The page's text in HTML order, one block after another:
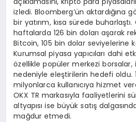
izledi. Bloomberg’ün aktardığına
bir yatırım, kısa sürede
haftalarda 126 bin doları aşarak
Bitcoin, 105 bin dolar seviyelerine
Kurumsal piyasa yapıcıları dahi
özellikle popüler merkezi borsalar,
nedeniyle eleştirilerin hedefi oldu.
milyonlarca kullanıcıya hizmet
OKX TR markasıyla faaliyetlerini
altyapısı ise büyük satış dalgasında
mağdur etmedi.